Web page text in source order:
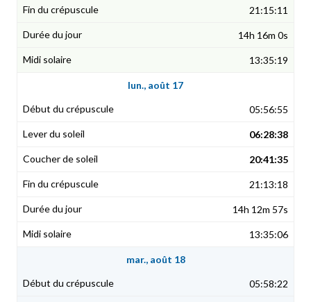
21:15:11
14h 16m 0s
13:35:19
lun., août 17
05:56:55
06:28:38
20:41:35
21:13:18
14h 12m 57s
13:35:06
mar., août 18
05:58:22